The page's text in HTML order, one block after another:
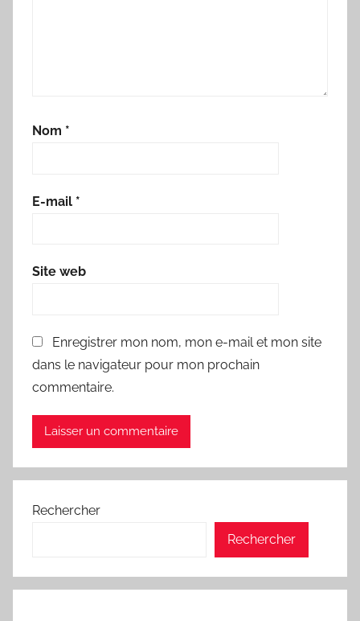
Nom *
E-mail *
Site web
Enregistrer mon nom, mon e-mail et mon site
dans le navigateur pour mon prochain
commentaire.
Rechercher
Rechercher